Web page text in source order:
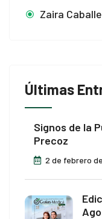
Zaira
Últimas
Signos de la
Precoz
2 de febrero